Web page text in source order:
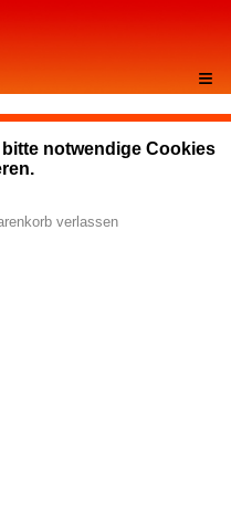
≡
notwendige Cookies
verlassen